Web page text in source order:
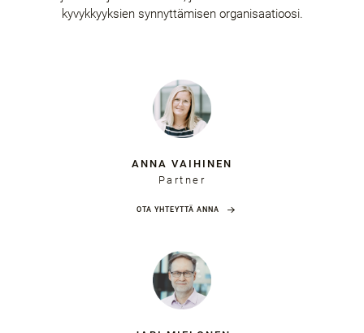
kyvykkyyksien synnyttämisen organisaatioosi.
ANNA VAIHINEN
Partner
OTA YHTEYTTÄ ANNA